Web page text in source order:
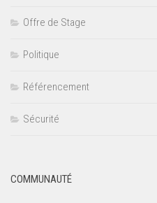
Offre de Stage
Politique
Référencement
Sécurité
COMMUNAUTÉ